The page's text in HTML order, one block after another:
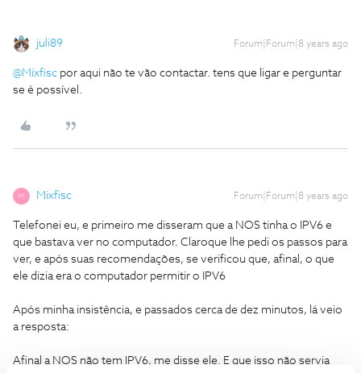
juli89 Forum|Forum|8 years ago
@Mixfisc por aqui não te vão contactar. tens que ligar e perguntar
se é possível.
M Mixfisc Forum|Forum|8 years ago
Telefonei eu, e primeiro me disseram que a NOS tinha o IPV6 e
que bastava ver no computador. Claroque lhe pedi os passos para
ver, e após suas recomendações, se verificou que, afinal, o que
ele dizia era o computador permitir o IPV6
Após minha insistência, e passados cerca de dez minutos, lá veio
a resposta:
Afinal a NOS não tem IPV6, me disse ele. E que isso não servia